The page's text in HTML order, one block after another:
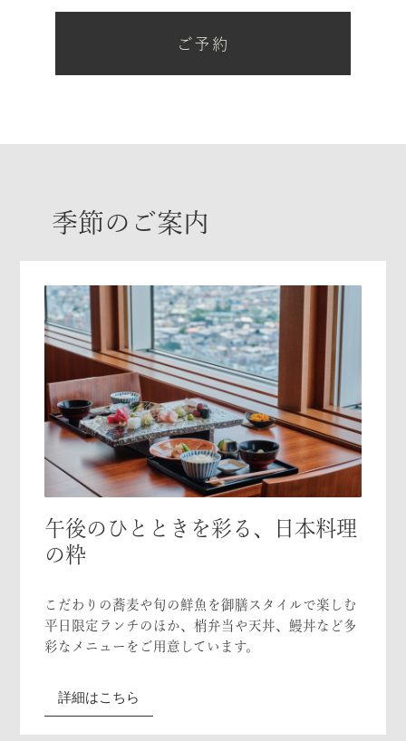
ご予約
季節のご案内
午後のひとときを彩る、日本料理
の粋
こだわりの蕎麦や旬の鮮魚を御膳スタイルで楽しむ
平日限定ランチのほか、梢弁当や天丼、鰻丼など多
彩なメニューをご用意しています。
詳細はこちら